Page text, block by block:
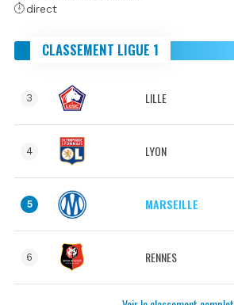
direct
CLASSEMENT LIGUE 1
3 LILLE
4 LYON
5 MARSEILLE
6 RENNES